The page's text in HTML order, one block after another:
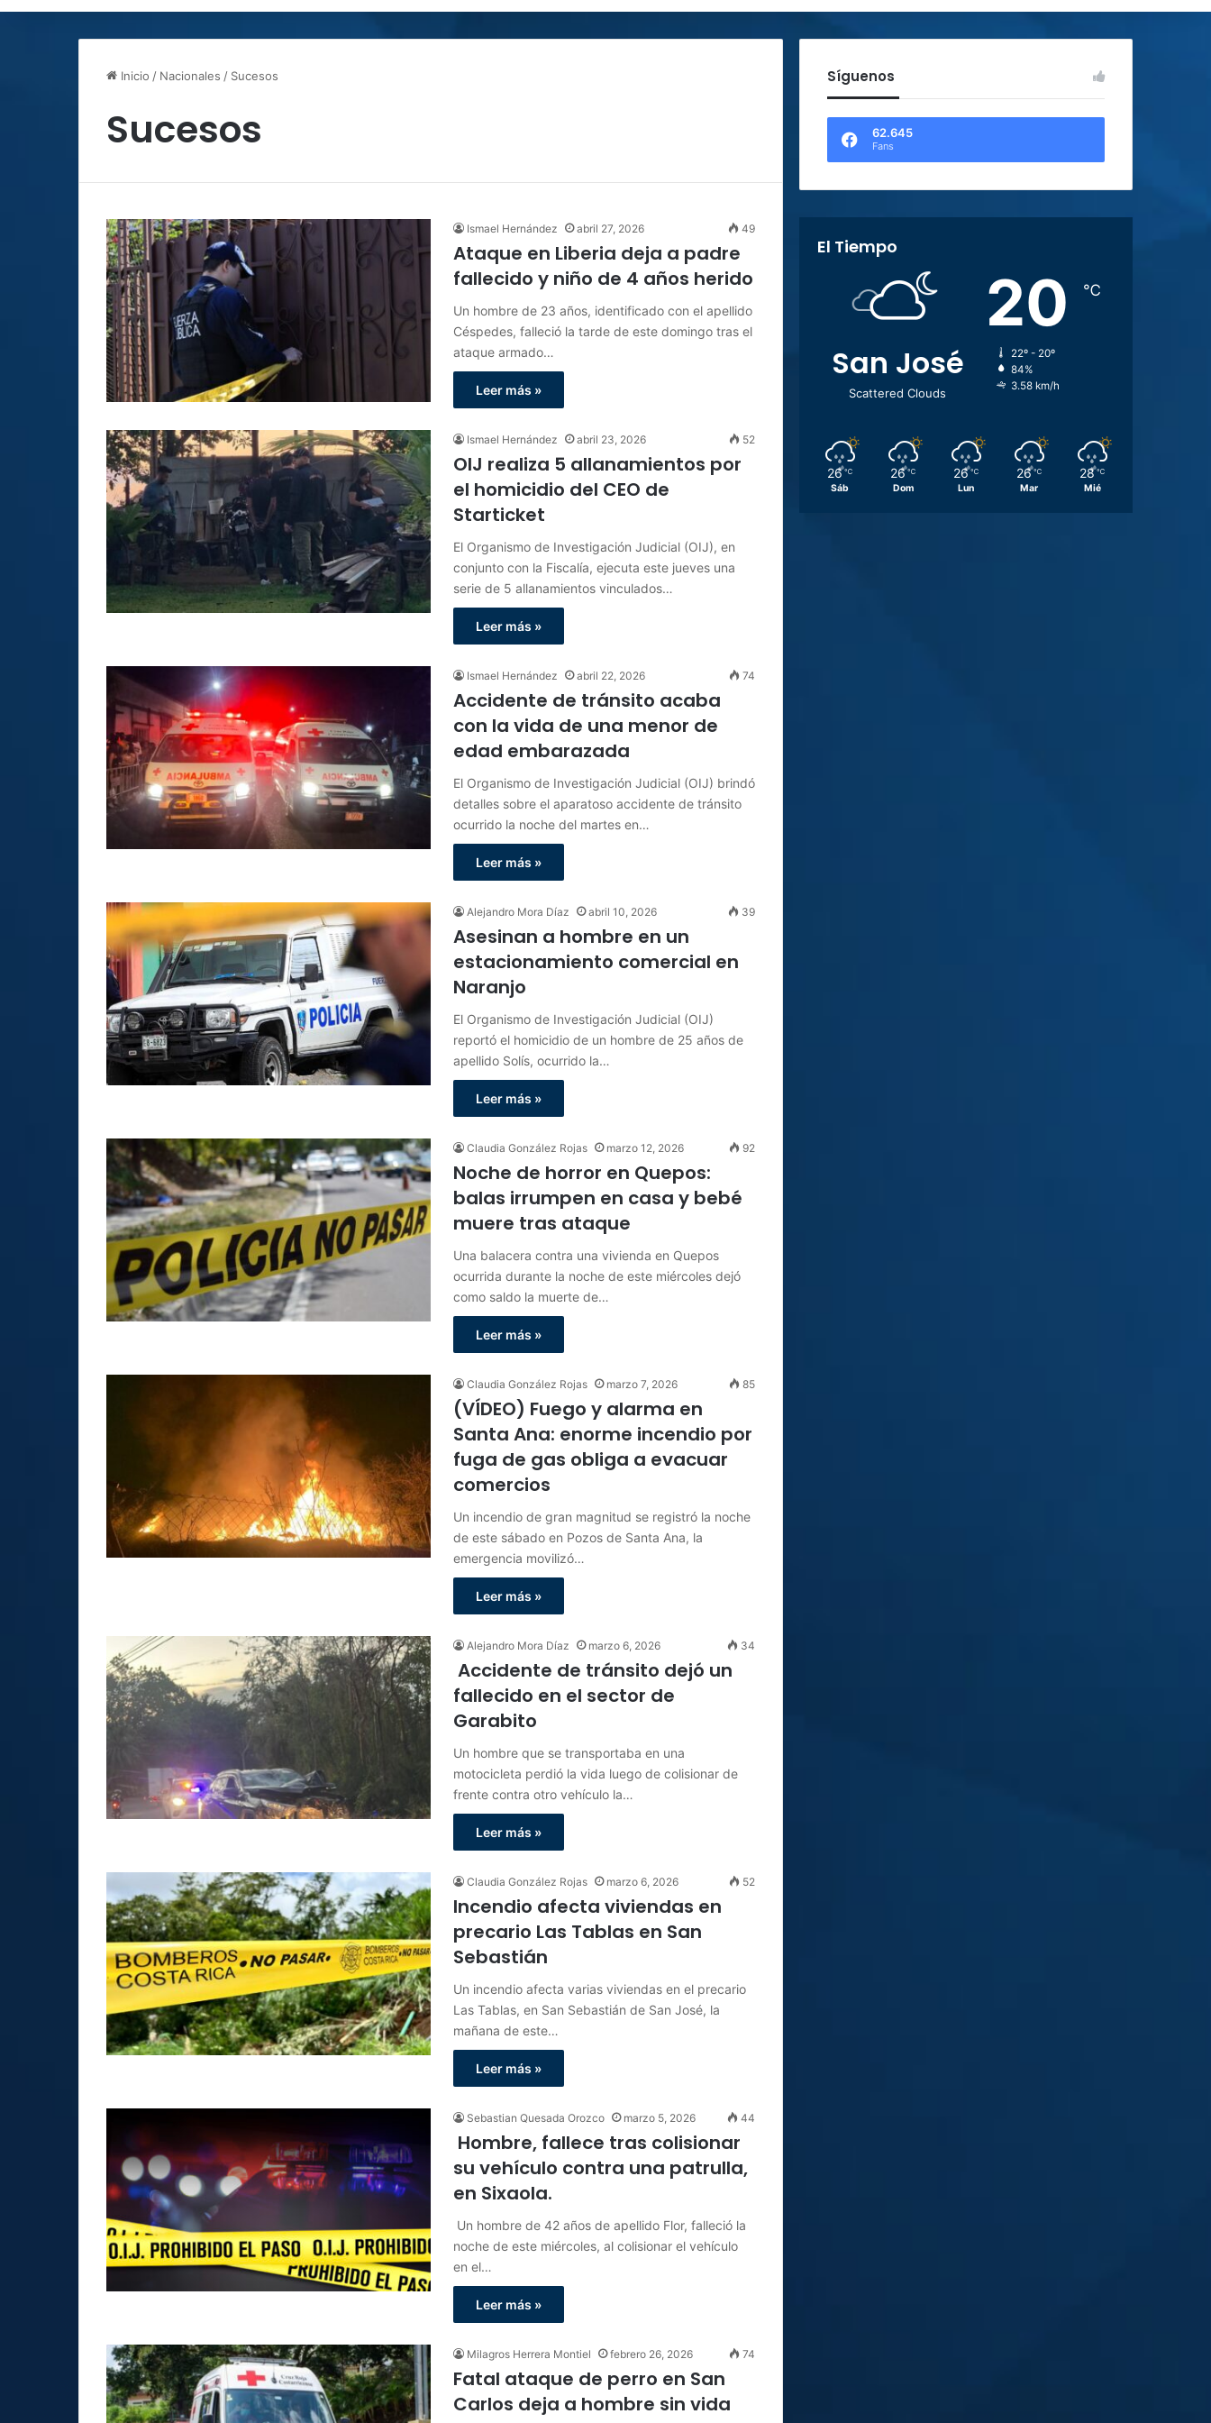
Inicio / Nacionales / Sucesos
Sucesos
Ismael Hernández abril 27, 2026 49
Ataque en Liberia deja a padre
fallecido y niño de 4 años herido
Un hombre de 23 años, identificado con el apellido
Céspedes, falleció la tarde de este domingo tras el
ataque armado…
Leer más »
Ismael Hernández abril 23, 2026 52
OIJ realiza 5 allanamientos por
el homicidio del CEO de
Starticket
El Organismo de Investigación Judicial (OIJ), en
conjunto con la Fiscalía, ejecuta este jueves una
serie de 5 allanamientos vinculados…
Leer más »
Ismael Hernández abril 22, 2026 74
Accidente de tránsito acaba
con la vida de una menor de
edad embarazada
El Organismo de Investigación Judicial (OIJ) brindó
detalles sobre el aparatoso accidente de tránsito
ocurrido la noche del martes en…
Leer más »
Alejandro Mora Díaz abril 10, 2026 39
Asesinan a hombre en un
estacionamiento comercial en
Naranjo
El Organismo de Investigación Judicial (OIJ)
reportó el homicidio de un hombre de 25 años de
apellido Solís, ocurrido la…
Leer más »
Claudia González Rojas marzo 12, 2026 92
Noche de horror en Quepos:
balas irrumpen en casa y bebé
muere tras ataque
Una balacera contra una vivienda en Quepos
ocurrida durante la noche de este miércoles dejó
como saldo la muerte de…
Leer más »
Claudia González Rojas marzo 7, 2026 85
(VÍDEO) Fuego y alarma en
Santa Ana: enorme incendio por
fuga de gas obliga a evacuar
comercios
Un incendio de gran magnitud se registró la noche
de este sábado en Pozos de Santa Ana, la
emergencia movilizó…
Leer más »
Alejandro Mora Díaz marzo 6, 2026 34
Accidente de tránsito dejó un
fallecido en el sector de
Garabito
Un hombre que se transportaba en una
motocicleta perdió la vida luego de colisionar de
frente contra otro vehículo la…
Leer más »
Claudia González Rojas marzo 6, 2026 52
Incendio afecta viviendas en
precario Las Tablas en San
Sebastián
Un incendio afecta varias viviendas en el precario
Las Tablas, en San Sebastián de San José, la
mañana de este…
Leer más »
Sebastian Quesada Orozco marzo 5, 2026 44
Hombre, fallece tras colisionar
su vehículo contra una patrulla,
en Sixaola.
Un hombre de 42 años de apellido Flor, falleció la
noche de este miércoles, al colisionar el vehículo
en el…
Leer más »
Milagros Herrera Montiel febrero 26, 2026 74
Fatal ataque de perro en San
Carlos deja a hombre sin vida
Síguenos
62.645
Fans
El Tiempo
San José
Scattered Clouds
20 ℃
22º - 20º
84%
3.58 km/h
26 ℃
Sáb
26 ℃
Dom
26 ℃
Lun
26 ℃
Mar
28 ℃
Mié